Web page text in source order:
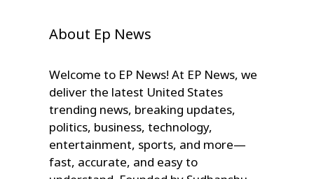
About Ep News
Welcome to EP News! At EP News, we
deliver the latest United States
trending news, breaking updates,
politics, business, technology,
entertainment, sports, and more—
fast, accurate, and easy to